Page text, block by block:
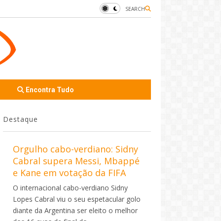
SEARCH
Encontra Tudo
Destaque
Orgulho cabo-verdiano: Sidny
Cabral supera Messi, Mbappé
e Kane em votação da FIFA
O internacional cabo-verdiano Sidny
Lopes Cabral viu o seu espetacular golo
diante da Argentina ser eleito o melhor